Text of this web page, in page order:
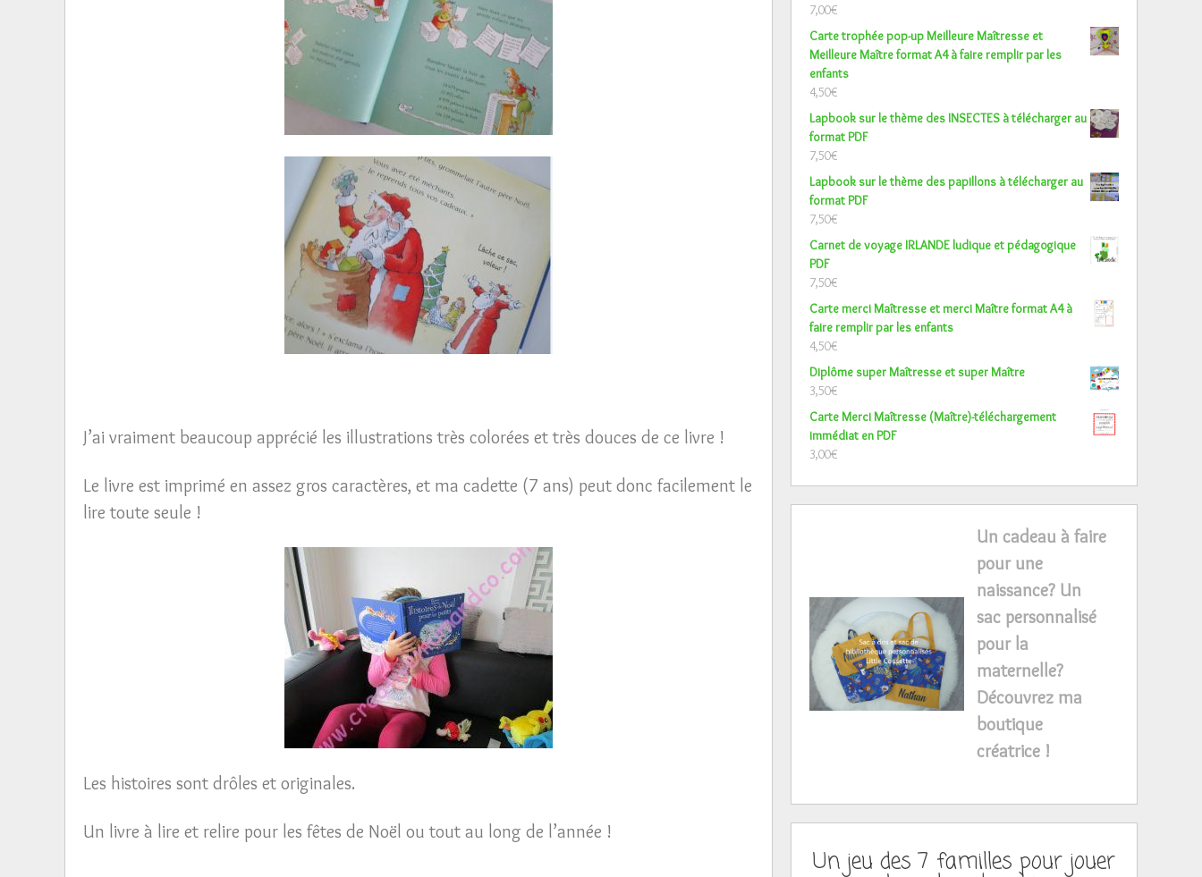
J’ai vraiment beaucoup apprécié les illustrations très colorées et très douces de ce livre !
Le livre est imprimé en assez gros caractères, et ma cadette (7 ans) peut donc facilement le
lire toute seule !
Les histoires sont drôles et originales.
Un livre à lire et relire pour les fêtes de Noël ou tout au long de l’année !
7,00€
Carte trophée pop-up Meilleure Maîtresse et
Meilleure Maître format A4 à faire remplir par les
enfants
4,50€
Lapbook sur le thème des INSECTES à télécharger au
format PDF
7,50€
Lapbook sur le thème des papillons à télécharger au
format PDF
7,50€
Carnet de voyage IRLANDE ludique et pédagogique
PDF
7,50€
Carte merci Maîtresse et merci Maître format A4 à
faire remplir par les enfants
4,50€
Diplôme super Maîtresse et super Maître
3,50€
Carte Merci Maîtresse (Maître)-téléchargement
immédiat en PDF
3,00€
Un cadeau à faire
pour une
naissance? Un
sac personnalisé
pour la
maternelle?
Découvrez ma
boutique
créatrice !
Un jeu des 7 familles pour jouer